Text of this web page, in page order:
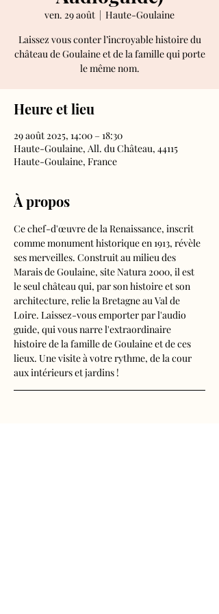
ven. 29 août
  |
Haute-Goulaine
Laissez vous conter l’incroyable histoire du
château de Goulaine et de la famille qui porte
le même nom.
Heure et lieu
29 août 2025, 14:00 – 18:30
Haute-Goulaine, All. du Château, 44115
Haute-Goulaine, France
À propos
Ce chef-d'œuvre de la Renaissance, inscrit
comme monument historique en 1913, révèle
ses merveilles. Construit au milieu des
Marais de Goulaine, site Natura 2000, il est
le seul château qui, par son histoire et son
architecture, relie la Bretagne au Val de
Loire. Laissez-vous emporter par l'audio
guide, qui vous narre l'extraordinaire
histoire de la famille de Goulaine et de ces
lieux. Une visite à votre rythme, de la cour
aux intérieurs et jardins !